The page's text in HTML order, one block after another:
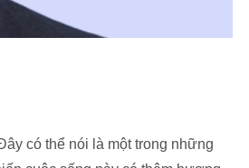
có thể nói là một trong những